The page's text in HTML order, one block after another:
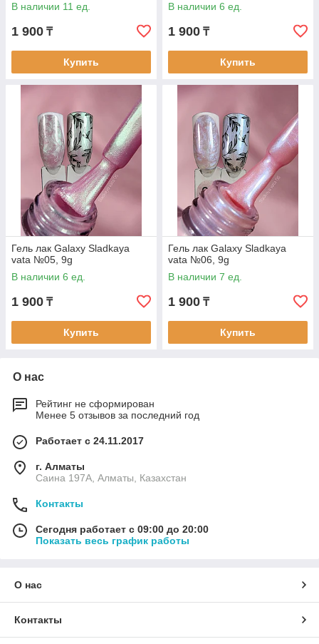
В наличии 11 ед.
1 900 ₸
Купить
В наличии 6 ед.
1 900 ₸
Купить
Гель лак Galaxy Sladkaya
vata №05, 9g
В наличии 6 ед.
1 900 ₸
Купить
Гель лак Galaxy Sladkaya
vata №06, 9g
В наличии 7 ед.
1 900 ₸
Купить
О нас
Рейтинг не сформирован
Менее 5 отзывов за последний год
Работает с 24.11.2017
г. Алматы
Саина 197А, Алматы, Казахстан
Контакты
Сегодня работает с 09:00 до 20:00
Показать весь график работы
О нас
Контакты